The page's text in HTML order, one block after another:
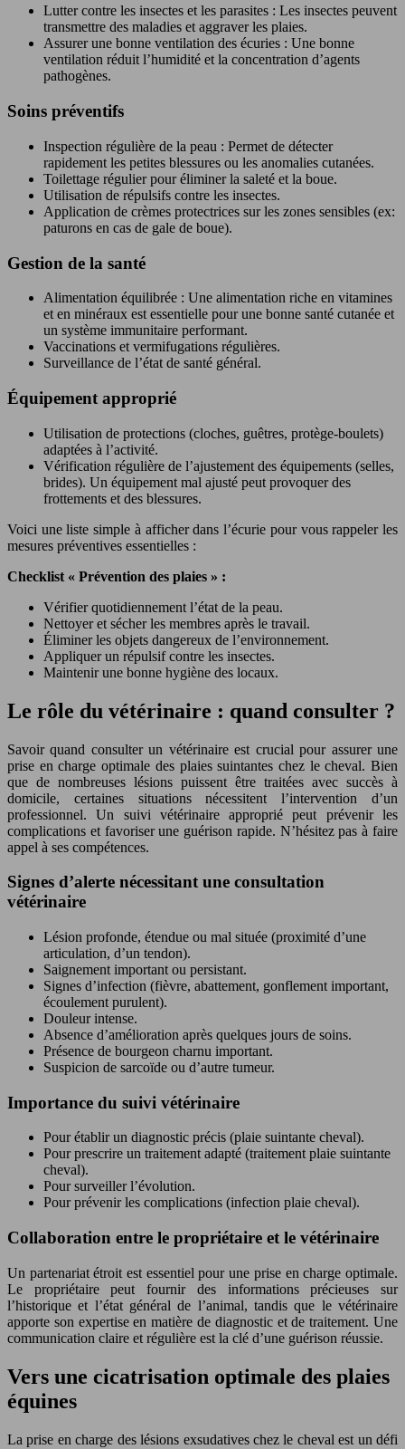
Lutter contre les insectes et les parasites : Les insectes peuvent
transmettre des maladies et aggraver les plaies.
Assurer une bonne ventilation des écuries : Une bonne
ventilation réduit l’humidité et la concentration d’agents
pathogènes.
Soins préventifs
Inspection régulière de la peau : Permet de détecter
rapidement les petites blessures ou les anomalies cutanées.
Toilettage régulier pour éliminer la saleté et la boue.
Utilisation de répulsifs contre les insectes.
Application de crèmes protectrices sur les zones sensibles (ex:
paturons en cas de gale de boue).
Gestion de la santé
Alimentation équilibrée : Une alimentation riche en vitamines
et en minéraux est essentielle pour une bonne santé cutanée et
un système immunitaire performant.
Vaccinations et vermifugations régulières.
Surveillance de l’état de santé général.
Équipement approprié
Utilisation de protections (cloches, guêtres, protège-boulets)
adaptées à l’activité.
Vérification régulière de l’ajustement des équipements (selles,
brides). Un équipement mal ajusté peut provoquer des
frottements et des blessures.
Voici une liste simple à afficher dans l’écurie pour vous rappeler les
mesures préventives essentielles :
Checklist « Prévention des plaies » :
Vérifier quotidiennement l’état de la peau.
Nettoyer et sécher les membres après le travail.
Éliminer les objets dangereux de l’environnement.
Appliquer un répulsif contre les insectes.
Maintenir une bonne hygiène des locaux.
Le rôle du vétérinaire : quand consulter ?
Savoir quand consulter un vétérinaire est crucial pour assurer une
prise en charge optimale des plaies suintantes chez le cheval. Bien
que de nombreuses lésions puissent être traitées avec succès à
domicile, certaines situations nécessitent l’intervention d’un
professionnel. Un suivi vétérinaire approprié peut prévenir les
complications et favoriser une guérison rapide. N’hésitez pas à faire
appel à ses compétences.
Signes d’alerte nécessitant une consultation
vétérinaire
Lésion profonde, étendue ou mal située (proximité d’une
articulation, d’un tendon).
Saignement important ou persistant.
Signes d’infection (fièvre, abattement, gonflement important,
écoulement purulent).
Douleur intense.
Absence d’amélioration après quelques jours de soins.
Présence de bourgeon charnu important.
Suspicion de sarcoïde ou d’autre tumeur.
Importance du suivi vétérinaire
Pour établir un diagnostic précis (plaie suintante cheval).
Pour prescrire un traitement adapté (traitement plaie suintante
cheval).
Pour surveiller l’évolution.
Pour prévenir les complications (infection plaie cheval).
Collaboration entre le propriétaire et le vétérinaire
Un partenariat étroit est essentiel pour une prise en charge optimale.
Le propriétaire peut fournir des informations précieuses sur
l’historique et l’état général de l’animal, tandis que le vétérinaire
apporte son expertise en matière de diagnostic et de traitement. Une
communication claire et régulière est la clé d’une guérison réussie.
Vers une cicatrisation optimale des plaies
équines
La prise en charge des lésions exsudatives chez le cheval est un défi